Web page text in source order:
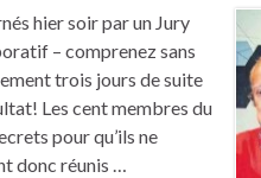
hier soir par un Jury
– comprenez sans
trois jours de suite
Les cent membres du
pour qu’ils ne
donc réunis …